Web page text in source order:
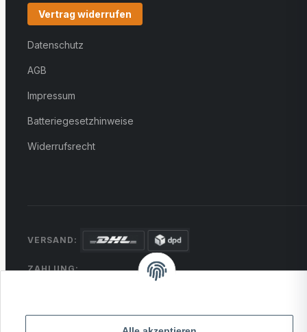
Vertrag widerrufen
Datenschutz
AGB
Impressum
Batteriegesetzhinweise
Widerrufsrecht
VERSAND:
ZAHLUNG:
MasterCard